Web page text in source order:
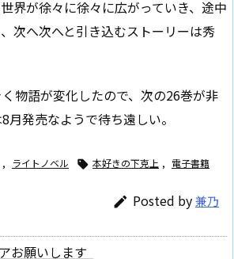
界が徐々に徐々に広がっていき、途中
次へ次へと引き込むストーリーは秀
物語が変化したので、次の26巻が非
月発売なようで待ち遠しい。
, ライトノベル  本好きの下克上 , 電子書籍
 Posted by兼乃
お願いします